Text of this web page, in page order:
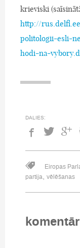
krieviski
http://
politologii-esli-
hodi-na-
DALIES:
Eiropas
partija, vēlēšanas